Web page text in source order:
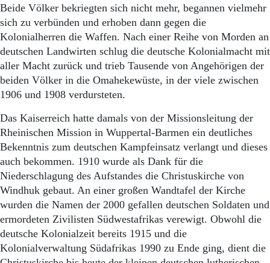
Beide Völker bekriegten sich nicht mehr, begannen vielmehr
sich zu verbünden und erhoben dann gegen die
Kolonialherren die Waffen. Nach einer Reihe von Morden an
deutschen Landwirten schlug die deutsche Kolonialmacht mit
aller Macht zurück und trieb Tausende von Angehörigen der
beiden Völker in die Omahekewüste, in der viele zwischen
1906 und 1908 verdursteten.
Das Kaiserreich hatte damals von der Missionsleitung der
Rheinischen Mission in Wuppertal-Barmen ein deutliches
Bekenntnis zum deutschen Kampfeinsatz verlangt und dieses
auch bekommen. 1910 wurde als Dank für die
Niederschlagung des Aufstandes die Christuskirche von
Windhuk gebaut. An einer großen Wandtafel der Kirche
wurden die Namen der 2000 gefallen deutschen Soldaten und
ermordeten Zivilisten Südwestafrikas verewigt. Obwohl die
deutsche Kolonialzeit bereits 1915 und die
Kolonialverwaltung Südafrikas 1990 zu Ende ging, dient die